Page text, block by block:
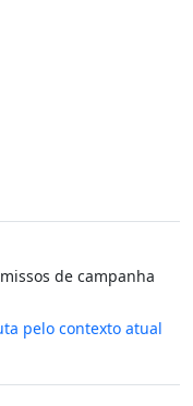
de campanha
pelo contexto atual